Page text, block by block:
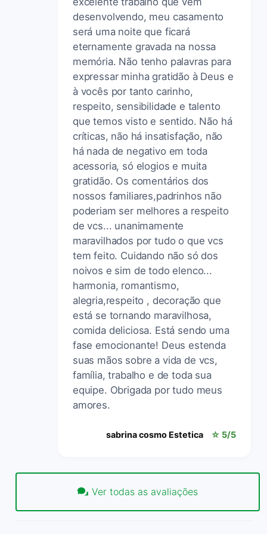
desenvolvendo, meu casamento
será uma noite que ficará
eternamente gravada na nossa
memória. Não tenho palavras para
expressar minha gratidão à Deus e
à vocês por tanto carinho,
respeito, sensibilidade e talento
que temos visto e sentido. Não há
críticas, não há insatisfação, não
há nada de negativo em toda
acessoria, só elogios e muita
gratidão. Os comentários dos
nossos familiares,padrinhos não
poderiam ser melhores a respeito
de vcs... unanimamente
maravilhados por tudo o que vcs
tem feito. Cuidando não só dos
noivos e sim de todo elenco...
harmonia, romantismo,
alegria,respeito , decoração que
está se tornando maravilhosa,
comida deliciosa. Está sendo uma
fase emocionante! Deus estenda
suas mãos sobre a vida de vcs,
família, trabalho e de toda sua
equipe. Obrigada por tudo meus
amores.
sabrina cosmo Estetica ☆ 5/5
Ver todas as avaliações